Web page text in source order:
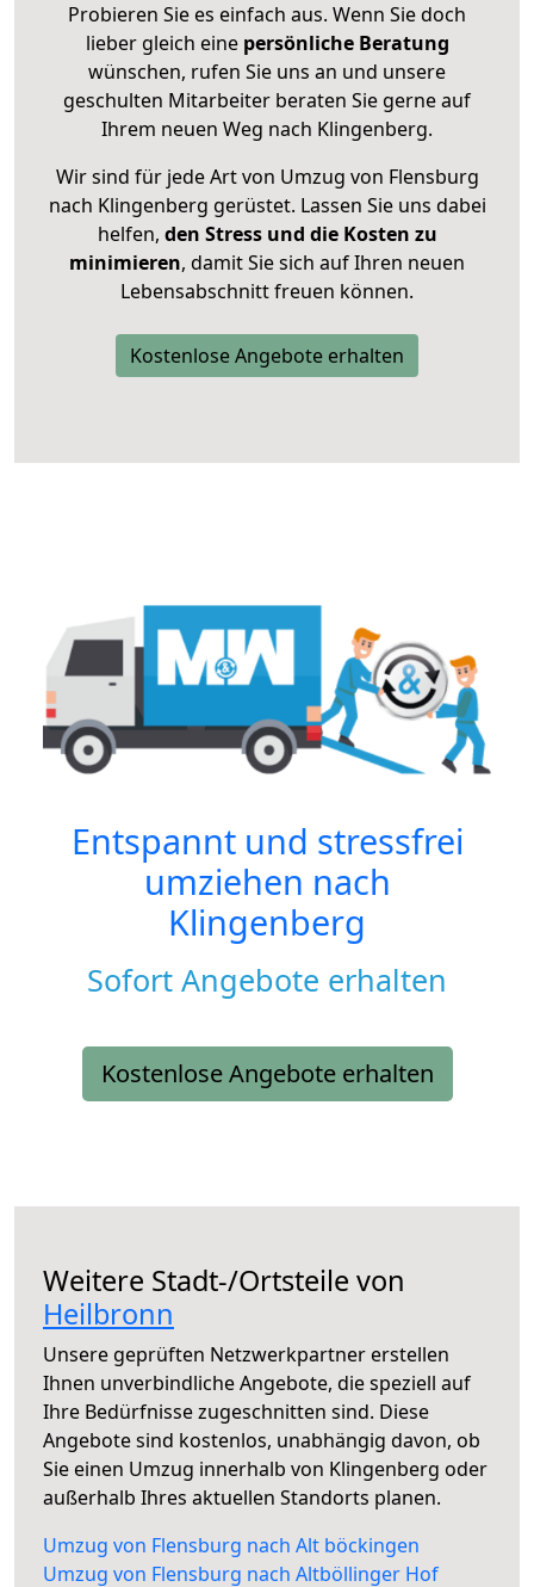
Probieren Sie es einfach aus. Wenn Sie doch
lieber gleich eine persönliche Beratung
wünschen, rufen Sie uns an und unsere
geschulten Mitarbeiter beraten Sie gerne auf
Ihrem neuen Weg nach Klingenberg.
Wir sind für jede Art von Umzug von Flensburg
nach Klingenberg gerüstet. Lassen Sie uns dabei
helfen, den Stress und die Kosten zu
minimieren, damit Sie sich auf Ihren neuen
Lebensabschnitt freuen können.
Kostenlose Angebote erhalten
Entspannt und stressfrei
umziehen nach
Klingenberg
Sofort Angebote erhalten
Kostenlose Angebote erhalten
Weitere Stadt-/Ortsteile von
Heilbronn
Unsere geprüften Netzwerkpartner erstellen
Ihnen unverbindliche Angebote, die speziell auf
Ihre Bedürfnisse zugeschnitten sind. Diese
Angebote sind kostenlos, unabhängig davon, ob
Sie einen Umzug innerhalb von Klingenberg oder
außerhalb Ihres aktuellen Standorts planen.
Umzug von Flensburg nach Alt böckingen
Umzug von Flensburg nach Altböllinger Hof